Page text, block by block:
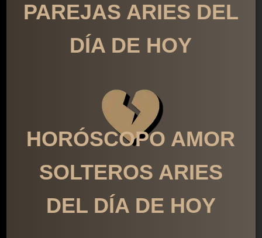
PAREJAS ARIES DEL
DÍA DE HOY
HORÓSCOPO AMOR
SOLTEROS ARIES
DEL DÍA DE HOY